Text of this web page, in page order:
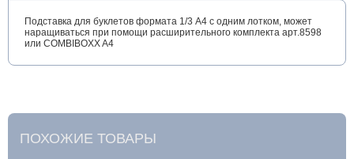
Подставка для буклетов формата 1/3 А4 с одним лотком, может
наращиваться при помощи расширительного комплекта арт.8598
или COMBIBOXX A4
ПОХОЖИЕ ТОВАРЫ